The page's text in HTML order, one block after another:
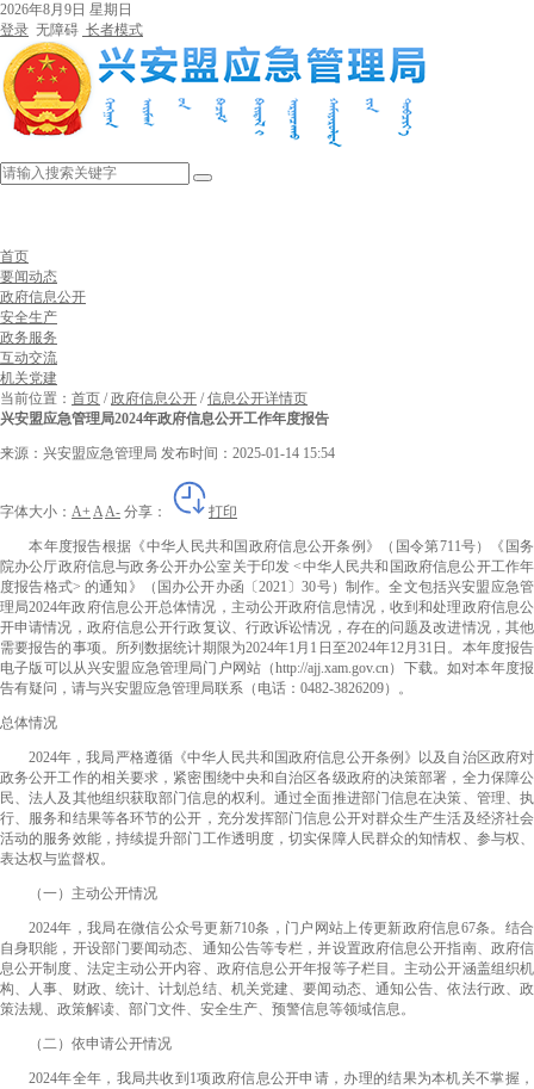
2026年8月9日 星期日
登录 无障碍 长者模式
首页
要闻动态
政府信息公开
安全生产
政务服务
互动交流
机关党建
当前位置： 首页 /政府信息公开 /信息公开详情页
兴安盟应急管理局2024年政府信息公开工作年度报告
来源：兴安盟应急管理局 发布时间：2025-01-14 15:54
字体大小： A+ AA- 分享： 打印
本年度报告根据《中华人民共和国政府信息公开条例》（国令第711号）《国务
院办公厅政府信息与政务公开办公室关于印发 <中华人民共和国政府信息公开工作年
度报告格式> 的通知》（国办公开办函〔2021〕30号）制作。全文包括兴安盟应急管
理局2024年政府信息公开总体情况，主动公开政府信息情况，收到和处理政府信息公
开申请情况，政府信息公开行政复议、行政诉讼情况，存在的问题及改进情况，其他
需要报告的事项。所列数据统计期限为2024年1月1日至2024年12月31日。本年度报告
电子版可以从兴安盟应急管理局门户网站（http://ajj.xam.gov.cn）下载。如对本年度报
告有疑问，请与兴安盟应急管理局联系（电话：0482-3826209）。
总体情况
2024年，我局严格遵循《中华人民共和国政府信息公开条例》以及自治区政府对
政务公开工作的相关要求，紧密围绕中央和自治区各级政府的决策部署，全力保障公
民、法人及其他组织获取部门信息的权利。通过全面推进部门信息在决策、管理、执
行、服务和结果等各环节的公开，充分发挥部门信息公开对群众生产生活及经济社会
活动的服务效能，持续提升部门工作透明度，切实保障人民群众的知情权、参与权、
表达权与监督权。
（一） 主动公开情况
2024年，我局在微信公众号更新710条 ，门户网站上传更新政府信息67条。结合
自身职能，开设部门要闻动态、通知公告等专栏，并设置政府信息公开指南、政府信
息公开制度、法定主动公开内容、政府信息公开年报等子栏目。主动公开涵盖组织机
构、人事、财政、统计、计划总结、机关党建、要闻动态、通知公告、依法行政、政
策法规、政策解读、部门文件、安全生产、预警信息等领域信息。
（二） 依申请公开情况
2024年全年，我局共收到1项政府信息公开申请，办理的结果为本机关不掌握，